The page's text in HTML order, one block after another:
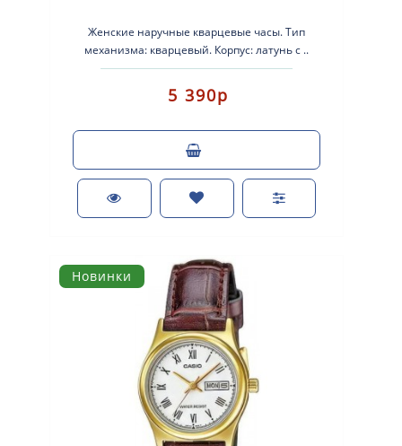
Женские наручные кварцевые часы. Тип
механизма: кварцевый. Корпус: латунь с ..
5 390р
Новинки